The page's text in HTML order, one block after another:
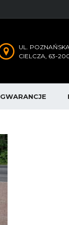
UL.
CIELCZA, 63-
GWARANCJE